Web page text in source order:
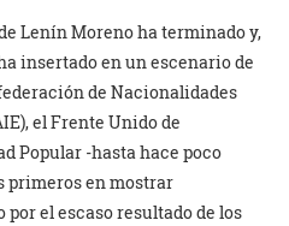
Lenín Moreno ha terminado y,
insertado en un escenario de
de Nacionalidades
el Frente Unido de
Popular -hasta hace poco
primeros en mostrar
el escaso resultado de los